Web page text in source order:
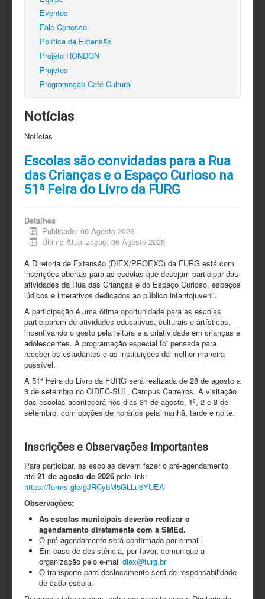
Eventos
Fale Conosco
Política de Extensão
Projeto RONDON
Projetos
Programação Café Cultural
Notícias
Notícias
Escolas são convidadas para a Rua
das Crianças e o Espaço Curioso na
51ª Feira do Livro da FURG
Detalhes
Publicado: 06 Agosto 2026
Última Atualização: 06 Agosto 2026
A Diretoria de Extensão (DIEX/PROEXC) da FURG está com
inscrições abertas para as escolas que desejam participar das
atividades da Rua das Crianças e do Espaço Curioso, espaços
lúdicos e interativos dedicados ao público infantojuvenil.
A participação é uma ótima oportunidade para as escolas
participarem de atividades educativas, culturais e artísticas,
incentivando o gosto pela leitura e a criatividade em crianças e
adolescentes. A programação especial foi pensada para
receber os estudantes e as instituições da melhor maneira
possível.
A 51ª Feira do Livro da FURG será realizada de 28 de agosto a
3 de setembro no CIDEC-SUL, Campus Carreiros. A visitação
das escolas acontecerá nos dias 31 de agosto, 1º, 2 e 3 de
setembro, com opções de horários pela manhã, tarde e noite.
Inscrições e Observações Importantes
Para participar, as escolas devem fazer o pré-agendamento
até 21 de agosto de 2026 pelo link:
https://forms.gle/gJRCybM5GLLu6YUEA
Observações:
As escolas municipais deverão realizar o
agendamento diretamente com a SMEd.
O pré-agendamento será confirmado por e-mail.
Em caso de desistência, por favor, comunique a
organização pelo e-mail diex@furg.br
O transporte para deslocamento será de responsabilidade
de cada escola.